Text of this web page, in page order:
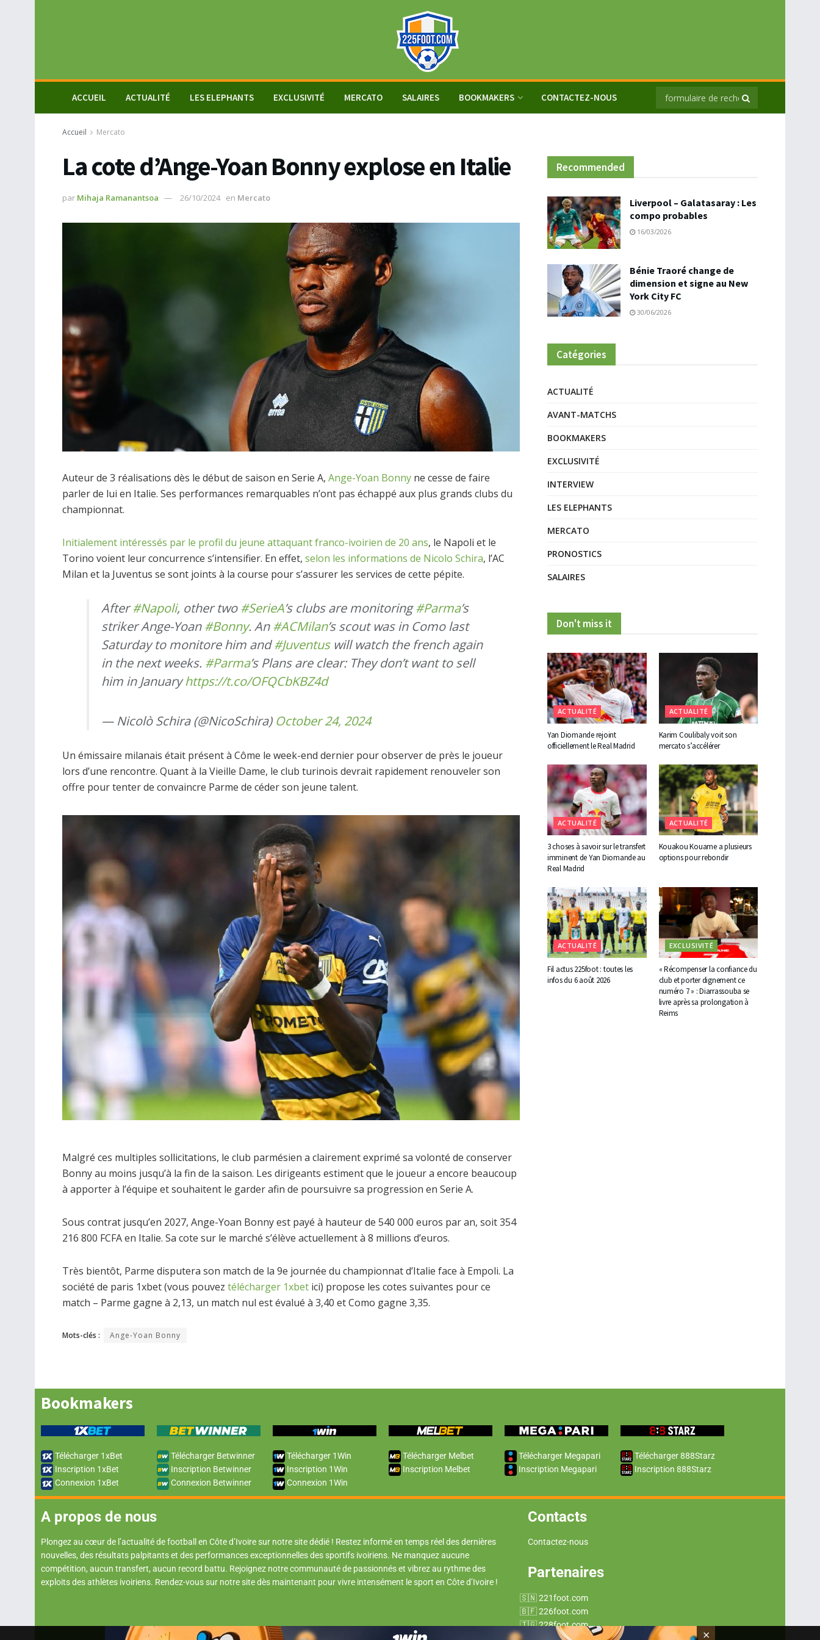
ACCUEIL ACTUALITÉ LES ELEPHANTS EXCLUSIVITÉ MERCATO SALAIRES BOOKMAKERS CONTACTEZ-NOUS
Accueil Mercato
La cote d’Ange-Yoan Bonny explose en Italie
par Mihaja Ramanantsoa 26/10/2024 en Mercato
Auteur de 3 réalisations dès le début de saison en Serie A, Ange-Yoan Bonny ne cesse de faire
parler de lui en Italie. Ses performances remarquables n’ont pas échappé aux plus grands clubs du
championnat.
Initialement intéressés par le profil du jeune attaquant franco-ivoirien de 20 ans, le Napoli et le
Torino voient leur concurrence s’intensifier. En effet, selon les informations de Nicolo Schira, l’AC
Milan et la Juventus se sont joints à la course pour s’assurer les services de cette pépite.
After#Napoli, other two#SerieA’s clubs are monitoring#Parma’s
striker Ange-Yoan#Bonny. An#ACMilan’s scout was in Como last
Saturday to monitore him and#Juventuswill watch the french again
in the next weeks. #Parma’s Plans are clear: They don’t want to sell
him in Januaryhttps://t.co/OFQCbKBZ4d
— Nicolò Schira (@NicoSchira) October 24, 2024
Un émissaire milanais était présent à Côme le week-end dernier pour observer de près le joueur
lors d’une rencontre. Quant à la Vieille Dame, le club turinois devrait rapidement renouveler son
offre pour tenter de convaincre Parme de céder son jeune talent.
Malgré ces multiples sollicitations, le club parmésien a clairement exprimé sa volonté de conserver
Bonny au moins jusqu’à la fin de la saison. Les dirigeants estiment que le joueur a encore beaucoup
à apporter à l’équipe et souhaitent le garder afin de poursuivre sa progression en Serie A.
Sous contrat jusqu’en 2027, Ange-Yoan Bonny est payé à hauteur de 540 000 euros par an, soit 354
216 800 FCFA en Italie. Sa cote sur le marché s’élève actuellement à 8 millions d’euros.
Très bientôt, Parme disputera son match de la 9e journée du championnat d’Italie face à Empoli. La
société de paris 1xbet (vous pouvez télécharger 1xbet ici) propose les cotes suivantes pour ce
match – Parme gagne à 2,13, un match nul est évalué à 3,40 et Como gagne 3,35.
Mots-clés : Ange-Yoan Bonny
Recommended
Liverpool – Galatasaray : Les
compo probables
16/03/2026
Bénie Traoré change de
dimension et signe au New
York City FC
30/06/2026
Catégories
ACTUALITÉ
AVANT-MATCHS
BOOKMAKERS
EXCLUSIVITÉ
INTERVIEW
LES ELEPHANTS
MERCATO
PRONOSTICS
SALAIRES
Don't miss it
ACTUALITÉ
Yan Diomande rejoint
officiellement le Real Madrid
ACTUALITÉ
Karim Coulibaly voit son
mercato s’accélérer
ACTUALITÉ
3 choses à savoir sur le transfert
imminent de Yan Diomande au
Real Madrid
ACTUALITÉ
Kouakou Kouame a plusieurs
options pour rebondir
ACTUALITÉ
Fil actus 225foot : toutes les
infos du 6 août 2026
EXCLUSIVITÉ
« Récompenser la confiance du
club et porter dignement ce
numéro 7 » : Diarrassouba se
livre après sa prolongation à
Reims
Bookmakers
Télécharger 1xBet
Inscription 1xBet
Connexion 1xBet
Télécharger Betwinner
Inscription Betwinner
Connexion Betwinner
Télécharger 1Win
Inscription 1Win
Connexion 1Win
Télécharger Melbet
Inscription Melbet
Télécharger Megapari
Inscription Megapari
Télécharger 888Starz
Inscription 888Starz
A propos de nous
Plongez au cœur de l’actualité de football en Côte d’Ivoire sur notre site dédié ! Restez informé en temps réel des dernières
nouvelles, des résultats palpitants et des performances exceptionnelles des sportifs ivoiriens. Ne manquez aucune
compétition, aucun transfert, aucun record battu. Rejoignez notre communauté de passionnés et vibrez au rythme des
exploits des athlètes ivoiriens. Rendez-vous sur notre site dès maintenant pour vivre intensément le sport en Côte d’Ivoire !
Contacts
Contactez-nous
Partenaires
221foot.com
226foot.com
228foot.com
×